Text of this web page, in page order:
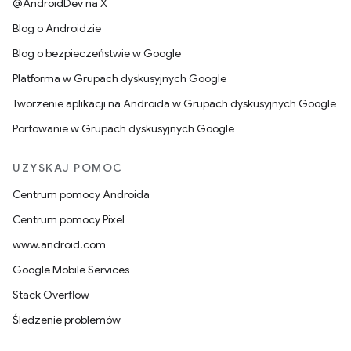
@AndroidDev na X
Blog o Androidzie
Blog o bezpieczeństwie w Google
Platforma w Grupach dyskusyjnych Google
Tworzenie aplikacji na Androida w Grupach dyskusyjnych Google
Portowanie w Grupach dyskusyjnych Google
UZYSKAJ POMOC
Centrum pomocy Androida
Centrum pomocy Pixel
www.android.com
Google Mobile Services
Stack Overflow
Śledzenie problemów